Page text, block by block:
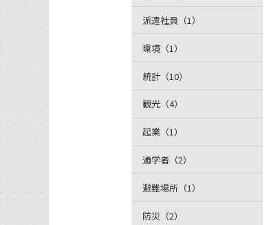
派遣社員（1）
環境（1）
統計（10）
観光（4）
起業（1）
通学者（2）
避難場所（1）
防災（2）